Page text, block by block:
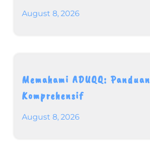
August 8, 2026
Memahami ADUQQ: Panduan
Komprehensif
August 8, 2026